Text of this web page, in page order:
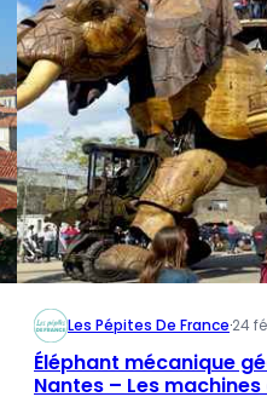
Les Pépites De France·24
Éléphant mécanique
Nantes – Les machines